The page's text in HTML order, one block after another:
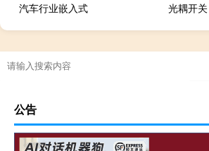
汽车行业嵌入式
光耦开关
公告